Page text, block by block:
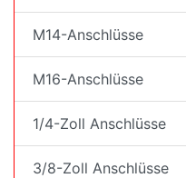
M14-Anschlüsse
M16-Anschlüsse
1/4-Zoll Anschlüsse
3/8-Zoll Anschlüsse